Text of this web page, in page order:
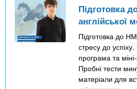
Підготовка
англійської
Підготовка до
стресу до
програма та
Пробні тести
матеріали для